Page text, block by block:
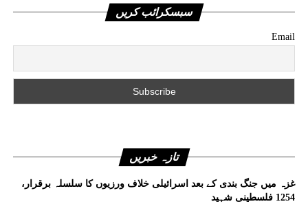
سبسکرائب کریں
Email
تازہ خبریں
غزہ میں جنگ بندی کے بعد اسرائیلی خلاف ورزیوں کا سلسلہ برقرار،
1254 فلسطینی شہید